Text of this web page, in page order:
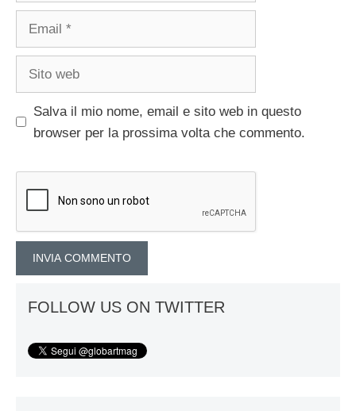
Salva il mio nome, email e sito web in questo
browser per la prossima volta che commento.
FOLLOW US ON TWITTER